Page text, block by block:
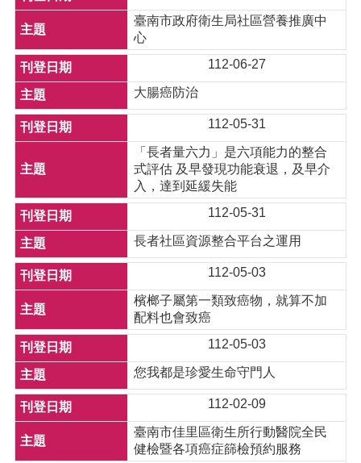
臺南市政府衛生局社區營養推廣中
心
112-06-27
大腸癌防治
112-05-31
「長者量六力」是六項能力的整合
式評估 及早發現功能衰退，及早介
入，達到延緩失能
112-05-31
長者社區資源整合平台之運用
112-05-03
檳榔子屬第一類致癌物，就算不加
配料也會致癌
112-05-03
您我都是珍愛生命守門人
112-02-09
臺南市佳里區衛生所行動醫院全民
健檢暨各項癌症篩檢預約服務